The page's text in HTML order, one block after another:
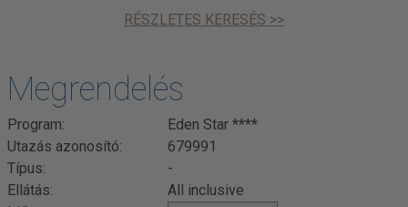
RÉSZLETES KERESÉS >>
Megrendelés
Program:
Eden Star ****
Utazás azonosító:
679991
Típus:
-
Ellátás:
All inclusive